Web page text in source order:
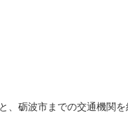
、砺波市までの交通機関を